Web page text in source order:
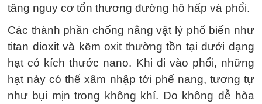
tăng nguy cơ tổn thương đường hô hấp và phổi.
Các thành phần chống nắng vật lý phổ biến như
titan dioxit và kẽm oxit thường tồn tại dưới dạng
hạt có kích thước nano. Khi đi vào phổi, những
hạt này có thể xâm nhập tới phế nang, tương tự
như bụi mịn trong không khí. Do không dễ hòa